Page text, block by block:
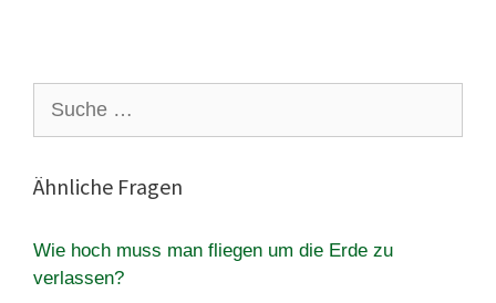
nach:
Ähnliche Fragen
Wie hoch muss man fliegen um die Erde zu
verlassen?